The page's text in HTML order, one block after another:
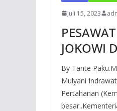
Juli 15, 2023
JOKOWI
By Tante
Mulyani
Pertahanan